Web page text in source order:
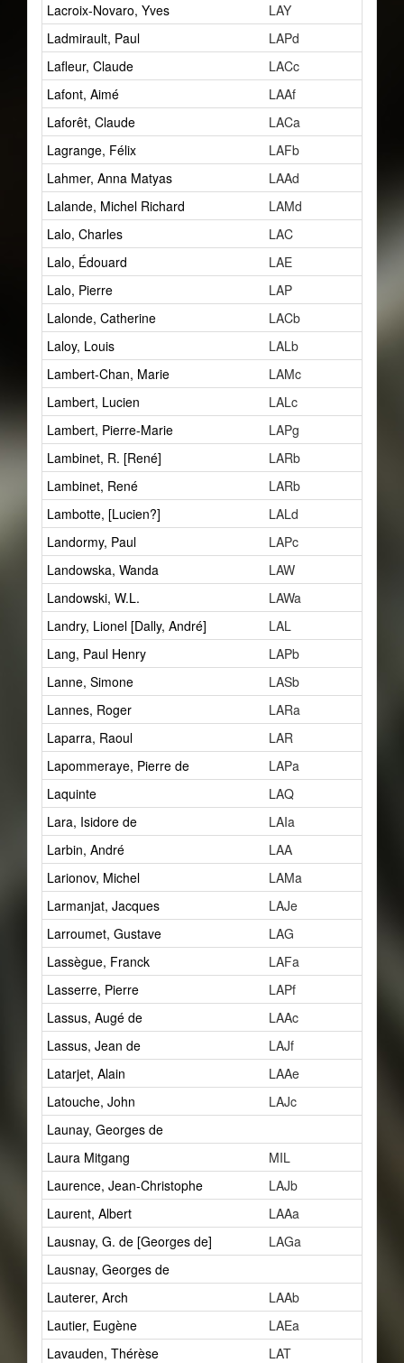
Lacroix-Novaro, Yves
LAY
Ladmirault, Paul
LAPd
Lafleur, Claude
LACc
Lafont, Aimé
LAAf
Laforêt, Claude
LACa
Lagrange, Félix
LAFb
Lahmer, Anna Matyas
LAAd
Lalande, Michel Richard
LAMd
Lalo, Charles
LAC
Lalo, Édouard
LAE
Lalo, Pierre
LAP
Lalonde, Catherine
LACb
Laloy, Louis
LALb
Lambert-Chan, Marie
LAMc
Lambert, Lucien
LALc
Lambert, Pierre-Marie
LAPg
Lambinet, R. [René]
LARb
Lambinet, René
LARb
Lambotte, [Lucien?]
LALd
Landormy, Paul
LAPc
Landowska, Wanda
LAW
Landowski, W.L.
LAWa
Landry, Lionel [Dally, André]
LAL
Lang, Paul Henry
LAPb
Lanne, Simone
LASb
Lannes, Roger
LARa
Laparra, Raoul
LAR
Lapommeraye, Pierre de
LAPa
Laquinte
LAQ
Lara, Isidore de
LAIa
Larbin, André
LAA
Larionov, Michel
LAMa
Larmanjat, Jacques
LAJe
Larroumet, Gustave
LAG
Lassègue, Franck
LAFa
Lasserre, Pierre
LAPf
Lassus, Augé de
LAAc
Lassus, Jean de
LAJf
Latarjet, Alain
LAAe
Latouche, John
LAJc
Launay, Georges de
Laura Mitgang
MIL
Laurence, Jean-Christophe
LAJb
Laurent, Albert
LAAa
Lausnay, G. de [Georges de]
LAGa
Lausnay, Georges de
Lauterer, Arch
LAAb
Lautier, Eugène
LAEa
Lavauden, Thérèse
LAT